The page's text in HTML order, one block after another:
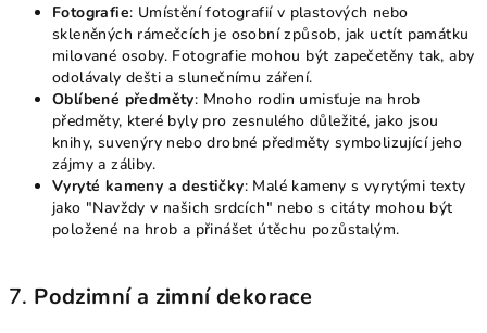
Fotografie: Umístění fotografií v plastových nebo
skleněných rámečcích je osobní způsob, jak uctít památku
milované osoby. Fotografie mohou být zapečetěny tak, aby
odolávaly dešti a slunečnímu záření.
Oblíbené předměty: Mnoho rodin umisťuje na hrob
předměty, které byly pro zesnulého důležité, jako jsou
knihy, suvenýry nebo drobné předměty symbolizující jeho
zájmy a záliby.
Vyryté kameny a destičky: Malé kameny s vyrytými texty
jako "Navždy v našich srdcích" nebo s citáty mohou být
položené na hrob a přinášet útěchu pozůstalým.
7. Podzimní a zimní dekorace